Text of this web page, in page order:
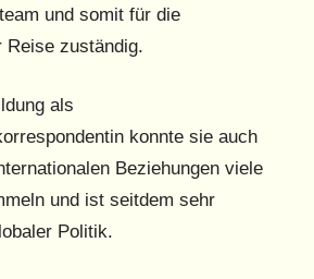
und somit für die
Reise zuständig.
als
konnte sie auch
Beziehungen viele
und ist seitdem sehr
Politik.